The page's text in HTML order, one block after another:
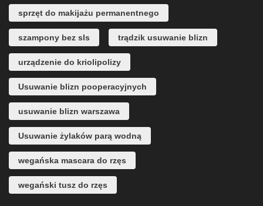
sprzęt do makijażu permanentnego
szampony bez sls trądzik usuwanie blizn
urządzenie do kriolipolizy
Usuwanie blizn pooperacyjnych
usuwanie blizn warszawa
Usuwanie żylaków parą wodną
wegańska mascara do rzęs
wegański tusz do rzęs